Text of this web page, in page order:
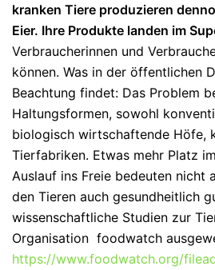
kranken Tiere produzieren
Eier. Ihre Produkte landen im
Verbraucherinnen und
können. Was in der öffentlichen
Beachtung findet: Das Problem
Haltungsformen, sowohl
biologisch wirtschaftende Höfe,
Tierfabriken. Etwas mehr Platz
Auslauf ins Freie bedeuten nicht
den Tieren auch gesundheitlich
wissenschaftliche Studien zur
Organisation foodwatch
https://www.foodwatch.org/